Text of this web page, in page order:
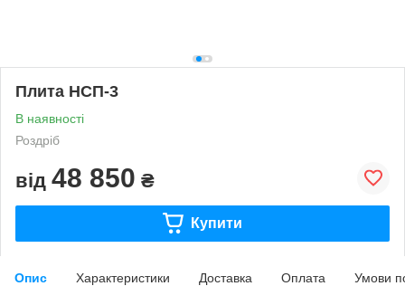
Плита НСП-3
В наявності
Роздріб
від 48 850 ₴
Купити
Опис Характеристики Доставка Оплата Умови